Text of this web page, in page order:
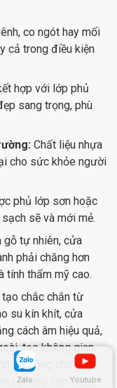
Zalo Youtube
co ngót hay mối
cả trong điều kiện
hợp với lớp phủ
sang trọng, phù
Chất liệu nhựa
cho sức khỏe người
phủ lớp sơn hoặc
sẽ và mới mẻ.
tự nhiên, cửa
phải chăng hơn
tính thẩm mỹ cao.
tạo chắc chắn từ
su kín khít, cửa
cách âm hiệu quả,
tạo không gian
lý tưởng cho các
phòng làm việc,